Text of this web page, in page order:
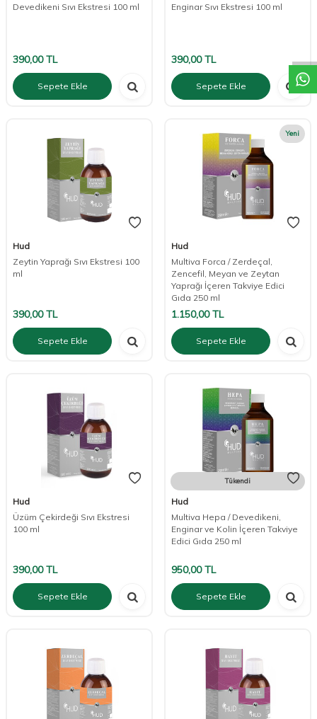
Devedikeni Sıvı Ekstresi 100 ml
390,00TL
Sepete Ekle
Enginar Sıvı Ekstresi 100 ml
390,00TL
Sepete Ekle
Hud
Zeytin Yaprağı Sıvı Ekstresi 100
ml
390,00TL
Sepete Ekle
Yeni
Hud
Multiva Forca / Zerdeçal,
Zencefil, Meyan ve Zeytan
Yaprağı İçeren Takviye Edici
Gıda 250 ml
1.150,00TL
Sepete Ekle
Hud
Üzüm Çekirdeği Sıvı Ekstresi
100 ml
390,00TL
Sepete Ekle
Tükendi
Hud
Multiva Hepa / Devedikeni,
Enginar ve Kolin İçeren Takviye
Edici Gıda 250 ml
950,00TL
Sepete Ekle